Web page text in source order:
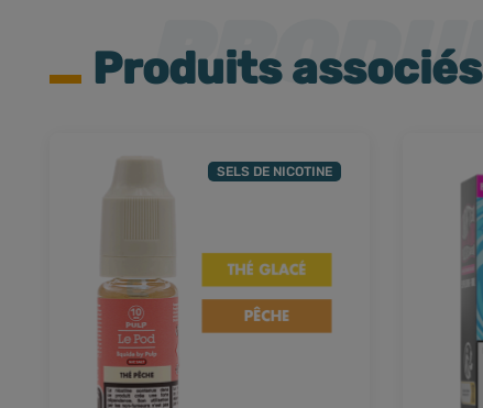
Produits associés
SELS DE NICOTINE